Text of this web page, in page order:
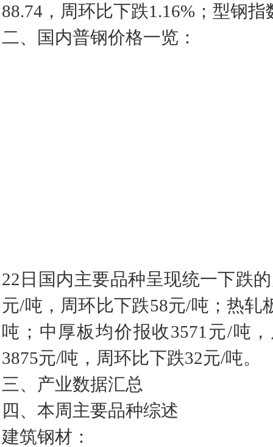
88.74，周环比下跌1.16%；型钢
二、国内普钢价格一览：
22日国内主要品种呈现统一下跌
元/吨，周环比下跌58元/吨；热轧
吨；中厚板均价报收3571元/吨
3875元/吨，周环比下跌32元/吨。
三、产业数据汇总
四、本周主要品种综述
建筑钢材：